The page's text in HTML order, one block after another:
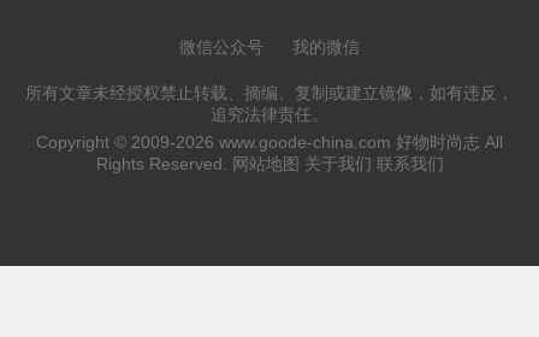
微信公众号 我的微信
所有文章未经授权禁止转载、摘编、复制或建立镜像，如有违反，
追究法律责任。
Copyright © 2009-2026 www.goode-china.com 好物时尚志 All
Rights Reserved.
网站地图 关于我们 联系我们